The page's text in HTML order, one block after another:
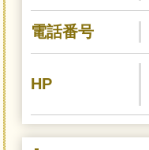
電話番号
HP